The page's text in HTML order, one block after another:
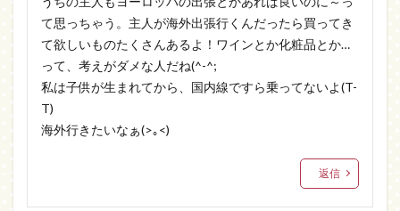
て思っちゃう。主人が海外出張行くんだったら買ってき
て欲しいものたくさんあるよ！ワインとか化粧品とか…
って、考えがダメな人だね(^-^;
私は子供が生まれてから、国内線ですら乗ってないよ(T-
T)
海外行きたいなぁ(>｡<)
返信